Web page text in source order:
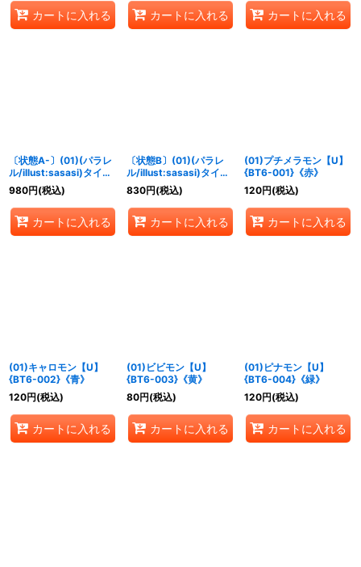
カートに入れる カートに入れる カートに入れる
〔状態A-〕(01)(パラレ
ル/illust:sasasi)タイタ
モン【SR-P】{BT6-
081}《紫》
980円(税込)
カートに入れる
〔状態B〕(01)(パラレ
ル/illust:sasasi)タイタ
モン【SR-P】{BT6-
081}《紫》
830円(税込)
カートに入れる
(01)プチメラモン【U】
{BT6-001}《赤》
120円(税込)
カートに入れる
(01)キャロモン【U】
{BT6-002}《青》
120円(税込)
カートに入れる
(01)ビビモン【U】
{BT6-003}《黄》
80円(税込)
カートに入れる
(01)ピナモン【U】
{BT6-004}《緑》
120円(税込)
カートに入れる